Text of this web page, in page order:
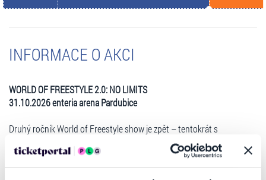
INFORMACE O AKCI
WORLD OF FREESTYLE 2.0: NO LIMITS
31.10.2026 enteria arena Pardubice
Druhý ročník World of Freestyle show je zpět – tentokrát s
podtitulem 2.0 No Limits. Promotéři i samotní jezdci posouvají tuto
adrenalinovou show opět o několik levelů výš.